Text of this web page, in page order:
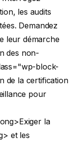
les audits
Demandez
leur démarche
des non-
block-
de la certification
pour
la
et les